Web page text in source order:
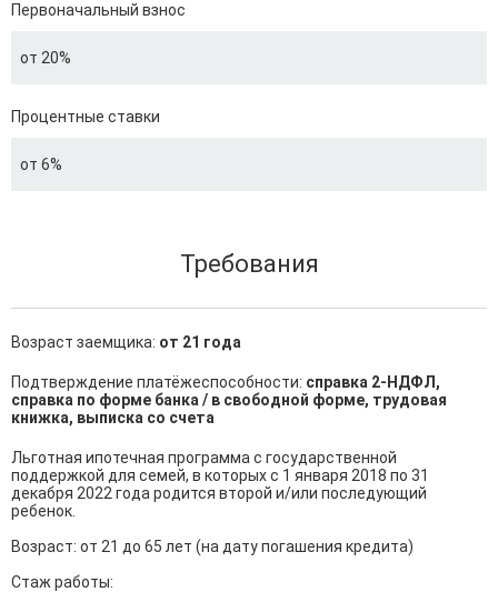
Первоначальный взнос
от 20%
Процентные ставки
от 6%
Требования
Возраст заемщика: от 21 года
Подтверждение платёжеспособности: справка 2-НДФЛ,
справка по форме банка / в свободной форме, трудовая
книжка, выписка со счета
Льготная ипотечная программа с государственной
поддержкой для семей, в которых с 1 января 2018 по 31
декабря 2022 года родится второй и/или последующий
ребенок.
Возраст: от 21 до 65 лет (на дату погашения кредита)
Стаж работы: